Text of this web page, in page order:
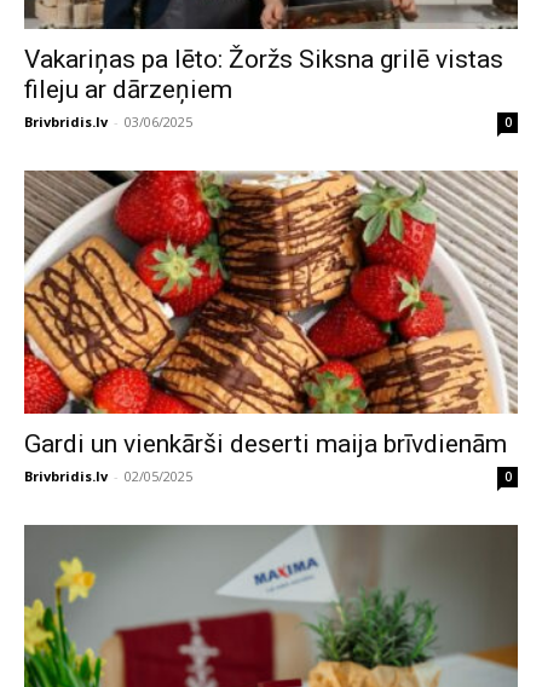
Vakariņas pa lēto: Žoržs Siksna grilē vistas
fileju ar dārzeņiem
Brivbridis.lv - 03/06/2025 0
Gardi un vienkārši deserti maija brīvdienām
Brivbridis.lv - 02/05/2025 0